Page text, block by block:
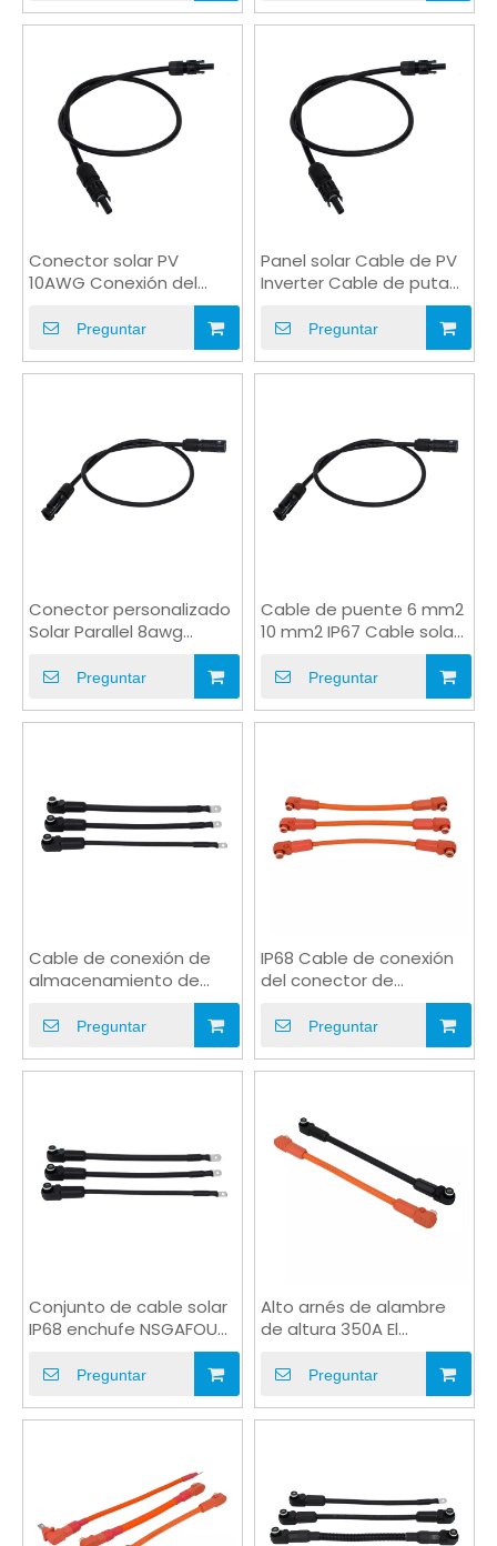
Conector solar PV
10AWG Conexión del
panel solar Cable de
puentePreguntar
Panel solar Cable de PV
Inverter Cable de puta
Preguntar
Conector personalizado
Solar Parallel 8awg
Extension Jumper Cable
Preguntar
Cable de puente 6 mm2
10 mm2 IP67 Cable solar
2kV para puente al aire
libre
Preguntar
Cable de conexión de
almacenamiento de
200a/300a enchufe de
Preguntar
IP68 Cable de conexión
del conector de
almacenamiento de
energía impermeable
Preguntar
Conjunto de cable solar
IP68 enchufe NSGAFOU
Preguntar
Alto arnés de alambre
de altura 350A El
almacenamiento de
almacenamiento para
ESS
Preguntar